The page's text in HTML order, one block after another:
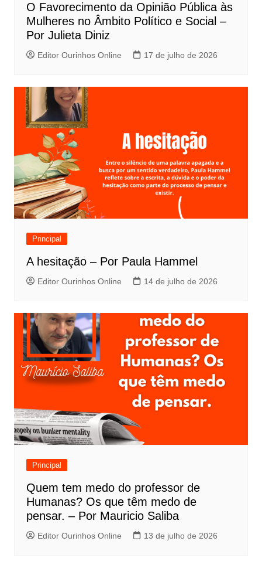
O Favorecimento da Opinião Pública às
Mulheres no Âmbito Político e Social –
Por Julieta Diniz
Editor Ourinhos Online 17 de julho de 2026
Principal
A hesitação – Por Paula Hammel
Editor Ourinhos Online 14 de julho de 2026
Principal
Quem tem medo do professor de
Humanas? Os que têm medo de
pensar. – Por Mauricio Saliba
Editor Ourinhos Online 13 de julho de 2026